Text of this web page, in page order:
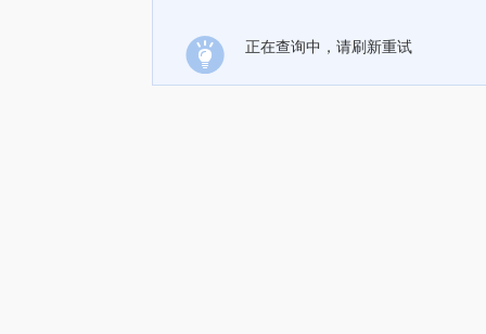
正在查询中，请刷新重试